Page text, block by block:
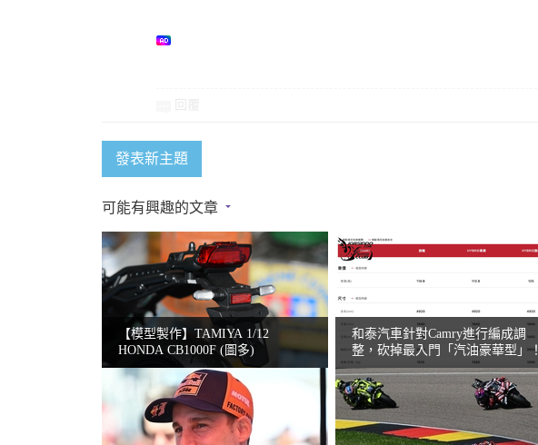
發表新主題
可能有興趣的文章
【模型製作】TAMIYA 1/12
HONDA CB1000F (圖多)
和泰汽車針對Camry進行編成調
整，砍掉最入門「汽油豪華型」！